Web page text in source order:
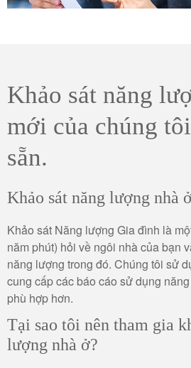
Khảo sát năng
mới của chúng
sẵn.
Khảo sát năng lượng nhà
Khảo sát Năng lượng Gia đình là
năm phút) hỏi về ngôi nhà của bạn
năng lượng trong đó. Chúng tôi sử
cung cấp các báo cáo sử dụng
phù hợp hơn.
Tại sao tôi nên tham gia
lượng nhà ở?